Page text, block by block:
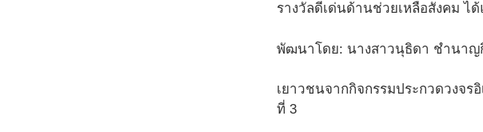
รางวัลดีเด่นด้านช่วยเหลือสังคม ไ
พัฒนาโดย: นางสาวนุธิดา ชำนาญ
เยาวชนจากกิจกรรมประกวดวงจร
ที่ 3